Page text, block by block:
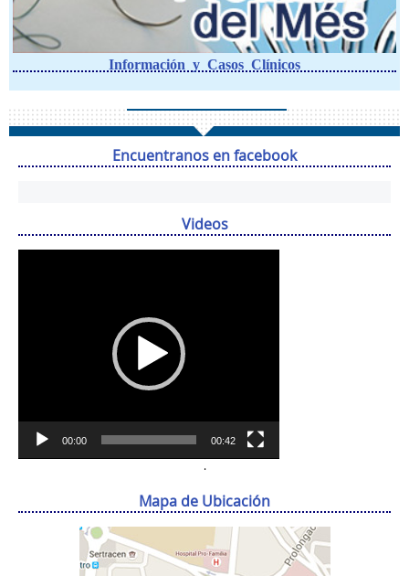
Información y Casos Clínicos
Encuentranos en facebook
Videos
00:00 00:42
.
Mapa de Ubicación